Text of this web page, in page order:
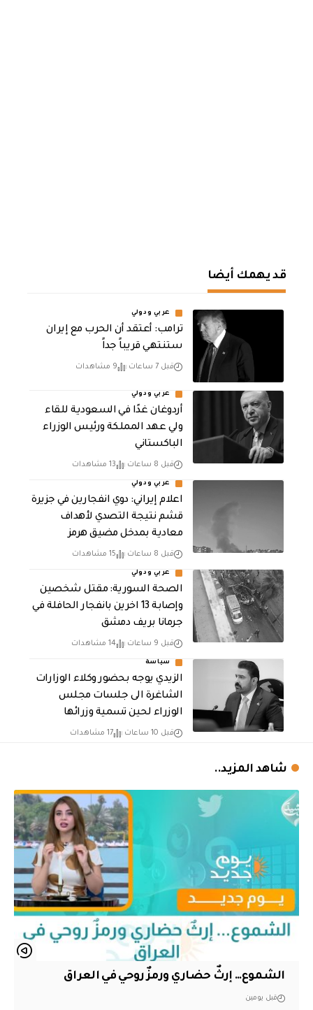
قد يهمك أيضا
عربي ودولي
‏ترامب: أعتقد أن الحرب مع إيران
ستنتهي قريباً جداً
قبل 7 ساعات 9 مشاهدات
عربي ودولي
أردوغان غدًا في السعودية للقاء
ولي عهد المملكة ورئيس الوزراء
الباكستاني
قبل 8 ساعات 13 مشاهدات
عربي ودولي
اعلام إيراني: دوي انفجارين في جزيرة
قشم نتيجة التصدي لأهداف
معادية بمدخل مضيق هرمز
قبل 8 ساعات 15 مشاهدات
عربي ودولي
الصحة السورية: مقتل شخصين
وإصابة 13 اخرين بانفجار الحافلة في
جرمانا بريف دمشق
قبل 9 ساعات 14 مشاهدات
سياسة
الزيدي يوجه بحضور وكلاء الوزارات
الشاغرة الى جلسات مجلس
الوزراء لحين تسمية وزرائها
قبل 10 ساعات 17 مشاهدات
شاهد المزيد..
الشموع… إرثٌ حضاري ورمزٌ روحي في العراق
قبل يومين